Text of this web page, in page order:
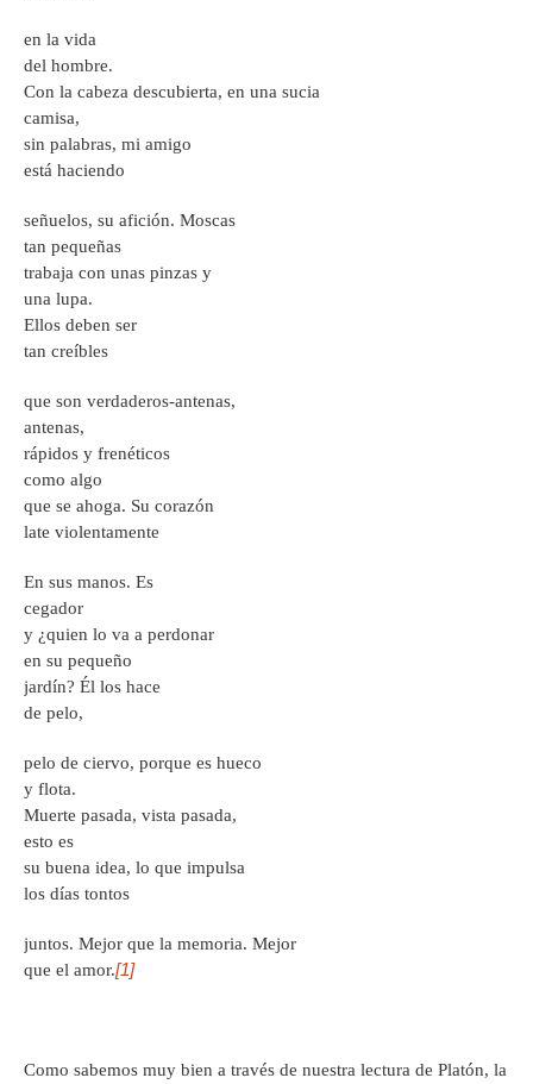
en la vida
del hombre.
Con la cabeza descubierta, en una sucia
camisa,
sin palabras, mi amigo
está haciendo
señuelos, su afición. Moscas
tan pequeñas
trabaja con unas pinzas y
una lupa.
Ellos deben ser
tan creíbles
que son verdaderos-antenas,
antenas,
rápidos y frenéticos
como algo
que se ahoga. Su corazón
late violentamente
En sus manos. Es
cegador
y ¿quien lo va a perdonar
en su pequeño
jardín? Él los hace
de pelo,
pelo de ciervo, porque es hueco
y flota.
Muerte pasada, vista pasada,
esto es
su buena idea, lo que impulsa
los días tontos
juntos. Mejor que la memoria. Mejor
que el amor.[1]
Como sabemos muy bien a través de nuestra lectura de Platón, la